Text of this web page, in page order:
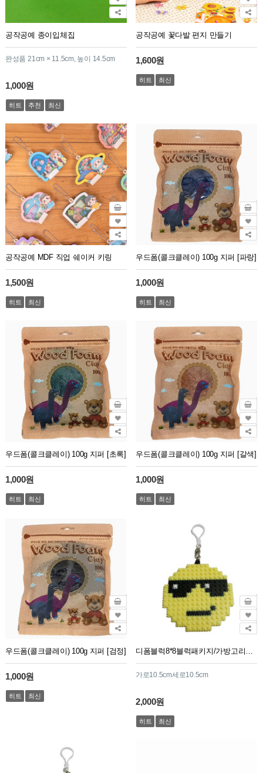
공작공예 종이입체집
완성품 21cm × 11.5cm, 높이 14.5cm
1,000원
히트 추천 최신
공작공예 꽃다발 편지 만들기
1,600원
히트 최신
공작공예 MDF 직업 쉐이커 키링
1,500원
히트 최신
우드폼(콜크클레이) 100g 지퍼 [파랑]
1,000원
히트 최신
우드폼(콜크클레이) 100g 지퍼 [초록]
1,000원
히트 최신
우드폼(콜크클레이) 100g 지퍼 [갈색]
1,000원
히트 최신
우드폼(콜크클레이) 100g 지퍼 [검정]
1,000원
히트 최신
가로10.5cm세로10.5cm
2,000원
히트 최신